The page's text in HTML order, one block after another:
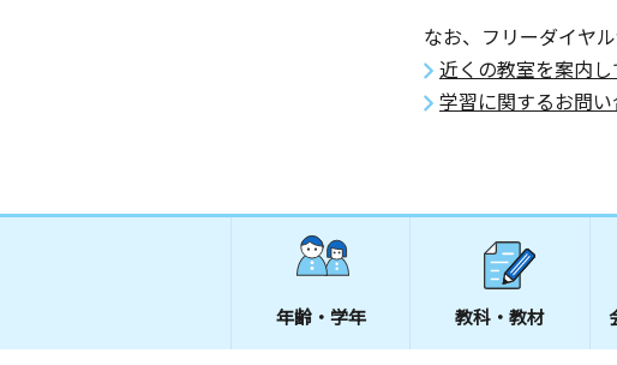
なお、フリーダイヤ
近くの教室を案内
学習に関するお問
年齢・学年 教科・教材